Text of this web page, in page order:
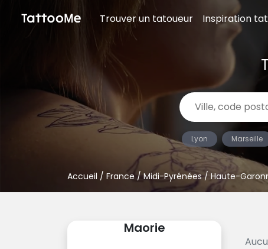
Trouver un tatoueur Inspiration
Lyon Marseille
Accueil / France /Midi-Pyrénées/ Haute-
Maorie